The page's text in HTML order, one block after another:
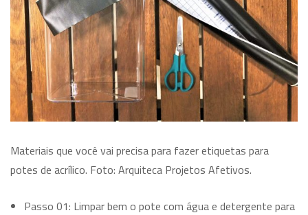
Materiais que você vai precisa para fazer etiquetas para
potes de acrílico. Foto: Arquiteca Projetos Afetivos.
Passo 01: Limpar bem o pote com água e detergente para